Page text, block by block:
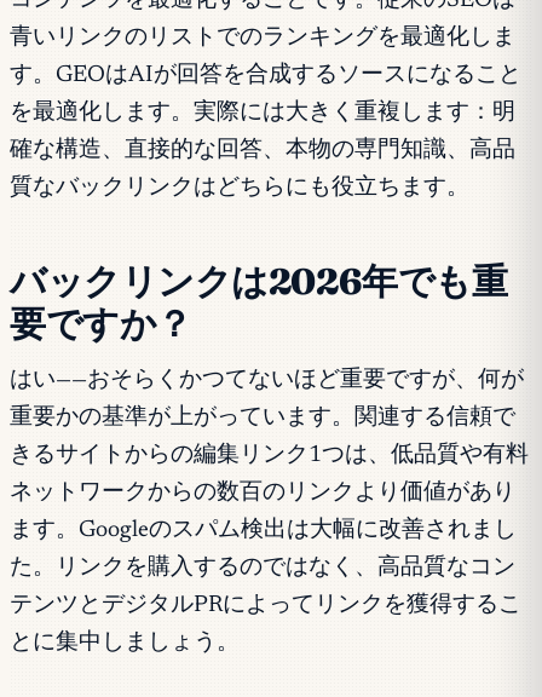
青いリンクのリストでのランキングを最適化しま
す。GEOはAIが回答を合成するソースになること
を最適化します。実際には大きく重複します：明
確な構造、直接的な回答、本物の専門知識、高品
質なバックリンクはどちらにも役立ちます。
バックリンクは2026年でも重
要ですか？
はい——おそらくかつてないほど重要ですが、何が
重要かの基準が上がっています。関連する信頼で
きるサイトからの編集リンク1つは、低品質や有料
ネットワークからの数百のリンクより価値があり
ます。Googleのスパム検出は大幅に改善されまし
た。リンクを購入するのではなく、高品質なコン
テンツとデジタルPRによってリンクを獲得するこ
とに集中しましょう。